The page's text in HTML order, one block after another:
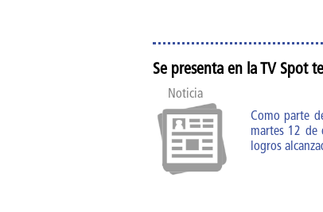
Se presenta en la TV Spot
Noticia
Como parte
martes 12 de
logros